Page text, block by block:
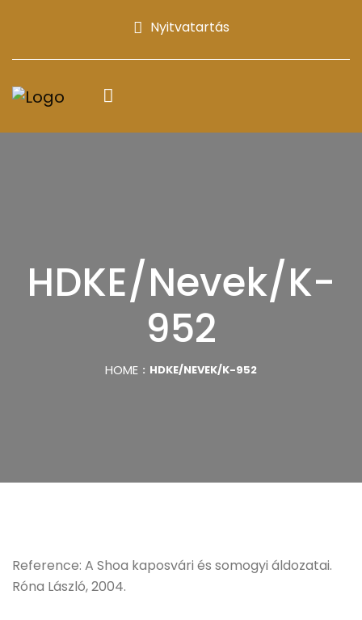
Nyitvatartás
HDKE/Nevek/K-
952
HOME HDKE/NEVEK/K-952
Reference: A Shoa kaposvári és somogyi áldozatai.
Róna László, 2004.